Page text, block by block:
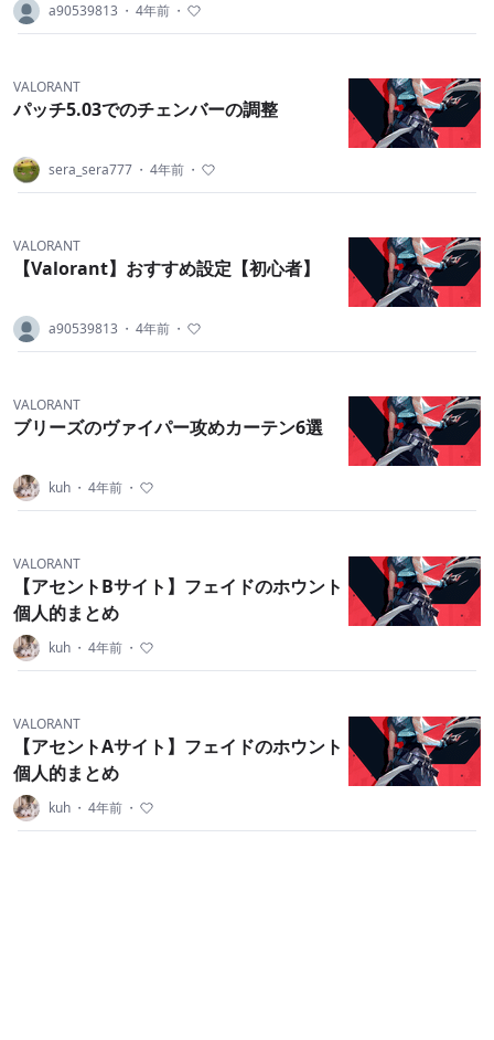
a90539813 ・ 4年前 ・
VALORANT
パッチ5.03でのチェンバーの調整
sera_sera777 ・ 4年前 ・
VALORANT
【Valorant】おすすめ設定【初心者】
a90539813 ・ 4年前 ・
VALORANT
ブリーズのヴァイパー攻めカーテン6選
kuh ・ 4年前 ・
VALORANT
【アセントBサイト】フェイドのホウント
個人的まとめ
kuh ・ 4年前 ・
VALORANT
【アセントAサイト】フェイドのホウント
個人的まとめ
kuh ・ 4年前 ・